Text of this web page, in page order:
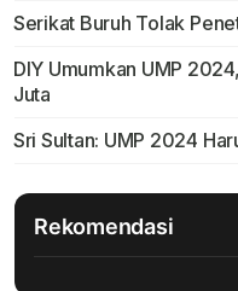
Serikat Buruh Tolak
DIY Umumkan UMP
Juta
Sri Sultan: UMP 2024
Rekomendasi